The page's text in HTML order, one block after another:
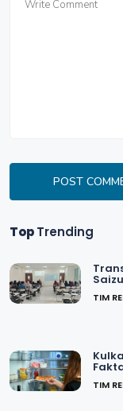
POST
TopTrending
TIM
TIM